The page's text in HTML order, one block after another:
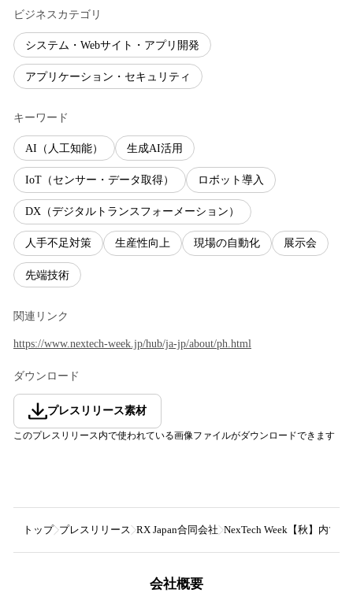
ビジネスカテゴリ
システム・Webサイト・アプリ開発
アプリケーション・セキュリティ
キーワード
AI（人工知能） 生成AI活用
IoT（センサー・データ取得） ロボット導入
DX（デジタルトランスフォーメーション）
人手不足対策 生産性向上 現場の自動化 展示会
先端技術
関連リンク
https://www.nextech-week.jp/hub/ja-jp/about/ph.html
ダウンロード
プレスリリース素材
このプレスリリース内で使われている画像ファイルがダウンロードできます
トップ プレスリリース RX Japan合同会社 NexTech Week【秋】内で
会社概要